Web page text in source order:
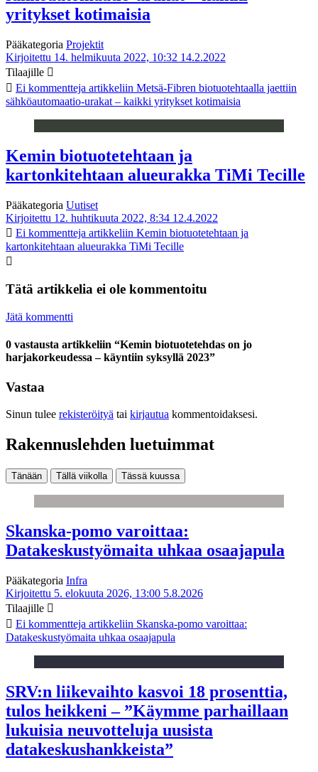
yritykset kotimaisia
Pääkategoria Projektit
Kirjoitettu 14. helmikuuta 2022, 10:32 14.2.2022
Tilaajille
Ei kommentteja artikkeliin Metsä-Fibren biotuotehtaalla jaettiin
sähköautomaatio-urakat – kaikki yritykset kotimaisia
Kemin biotuotetehtaan ja
kartonkitehtaan alueurakka TiMi Tecille
Pääkategoria Uutiset
Kirjoitettu 12. huhtikuuta 2022, 8:34 12.4.2022
Ei kommentteja artikkeliin Kemin biotuotetehtaan ja
kartonkitehtaan alueurakka TiMi Tecille
Tätä artikkelia ei ole kommentoitu
Jätä kommentti
0 vastausta artikkeliin “Kemin biotuotetehdas on jo
harjakorkeudessa – käyntiin syksyllä 2023”
Vastaa
Sinun tulee rekisteröityä tai kirjautua kommentoidaksesi.
Rakennuslehden luetuimmat
Tänään Tällä viikolla Tässä kuussa
Skanska-pomo varoittaa:
Datakeskustyömaita uhkaa osaajapula
Pääkategoria Infra
Kirjoitettu 5. elokuuta 2026, 13:00 5.8.2026
Tilaajille
Ei kommentteja artikkeliin Skanska-pomo varoittaa:
Datakeskustyömaita uhkaa osaajapula
SRV:n liikevaihto kasvoi 18 prosenttia,
tulos heikkeni – ”Käymme parhaillaan
lukuisia neuvotteluja uusista
datakeskushankkeista”